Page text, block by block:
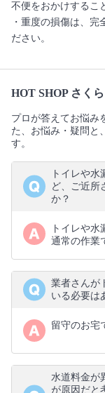
不便をおかけするこ
・重度の損傷は、完
ださい。
HOT SHOP さく
プロが答えてお悩み
た、お悩み・疑問と
す。
トイレや
ど、ご近所
か？
トイレや
通常の作業
業者さんが
いる必要は
留守のお宅
水道料金が
が原因だと